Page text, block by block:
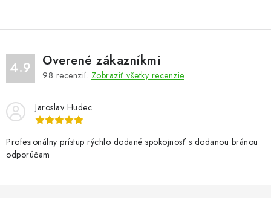
4.9 Overené zákazníkmi
98 recenzií. Zobraziť všetky recenzie
Jaroslav Hudec
Profesionálny prístup rýchlo dodané spokojnosť s dodanou bránou
odporúčam